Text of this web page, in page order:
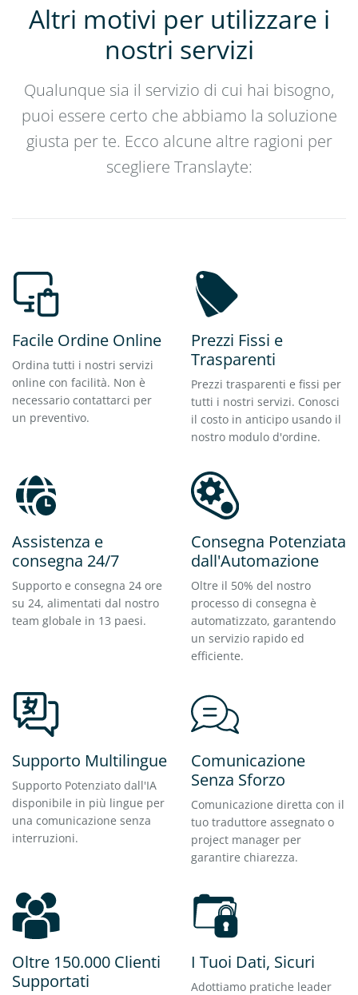
Altri motivi per utilizzare i
nostri servizi
Qualunque sia il servizio di cui hai bisogno,
puoi essere certo che abbiamo la soluzione
giusta per te. Ecco alcune altre ragioni per
scegliere Translayte:
Facile Ordine Online
Ordina tutti i nostri servizi
online con facilità. Non è
necessario contattarci per
un preventivo.
Prezzi Fissi e
Trasparenti
Prezzi trasparenti e fissi per
tutti i nostri servizi. Conosci
il costo in anticipo usando il
nostro modulo d'ordine.
Assistenza e
consegna 24/7
Supporto e consegna 24 ore
su 24, alimentati dal nostro
team globale in 13 paesi.
Consegna Potenziata
dall'Automazione
Oltre il 50% del nostro
processo di consegna è
automatizzato, garantendo
un servizio rapido ed
efficiente.
Supporto Multilingue
Supporto Potenziato dall'IA
disponibile in più lingue per
una comunicazione senza
interruzioni.
Comunicazione
Senza Sforzo
Comunicazione diretta con il
tuo traduttore assegnato o
project manager per
garantire chiarezza.
Oltre 150.000 Clienti
Supportati
I Tuoi Dati, Sicuri
Adottiamo pratiche leader